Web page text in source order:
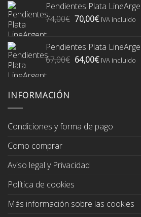
era:
74,00€.
es:
70,00€.
Pendientes Plata
74,00€ El
era:
74,00€.
70,00€El
es:
70,00€.
IVA incluido
Pendientes Plata
67,00€ El
64,00€ElIVA incluido
INFORMACIÓN
Condiciones y forma de pago
Como comprar
Aviso legal y Privacidad
Política de cookies
Más información sobre las cookies